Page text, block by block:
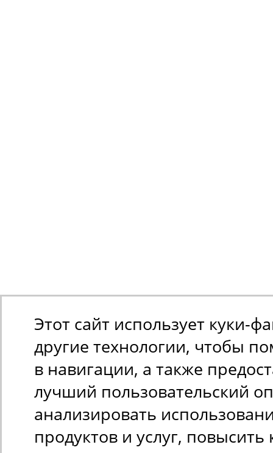
Этот сайт использует куки-
другие технологии, чтобы
в навигации, а также
лучший пользовательский
анализировать
продуктов и услуг, повысить